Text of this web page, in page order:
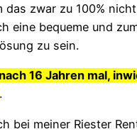
das zwar zu 100%
eine bequeme und
zu sein.
16 Jahren mal,
.
bei meiner Riester